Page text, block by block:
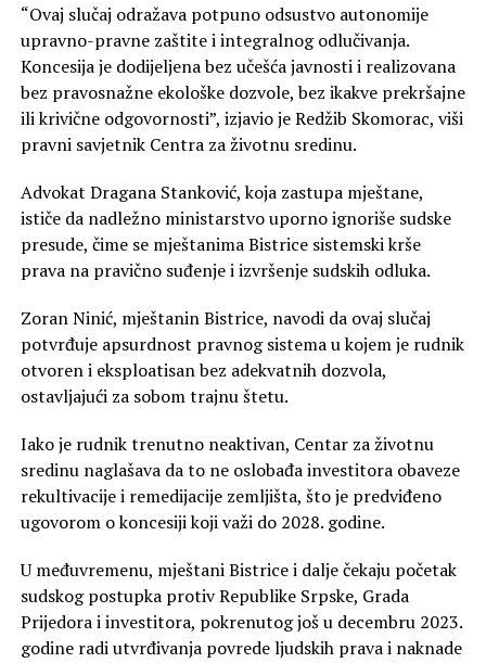
“Ovaj slučaj odražava potpuno odsustvo autonomije
upravno-pravne zaštite i integralnog odlučivanja.
Koncesija je dodijeljena bez učešća javnosti i realizovana
bez pravosnažne ekološke dozvole, bez ikakve prekršajne
ili krivične odgovornosti”, izjavio je Redžib Skomorac, viši
pravni savjetnik Centra za životnu sredinu.
Advokat Dragana Stanković, koja zastupa mještane,
ističe da nadležno ministarstvo uporno ignoriše sudske
presude, čime se mještanima Bistrice sistemski krše
prava na pravično suđenje i izvršenje sudskih odluka.
Zoran Ninić, mještanin Bistrice, navodi da ovaj slučaj
potvrđuje apsurdnost pravnog sistema u kojem je rudnik
otvoren i eksploatisan bez adekvatnih dozvola,
ostavljajući za sobom trajnu štetu.
Iako je rudnik trenutno neaktivan, Centar za životnu
sredinu naglašava da to ne oslobađa investitora obaveze
rekultivacije i remedijacije zemljišta, što je predviđeno
ugovorom o koncesiji koji važi do 2028. godine.
U međuvremenu, mještani Bistrice i dalje čekaju početak
sudskog postupka protiv Republike Srpske, Grada
Prijedora i investitora, pokrenutog još u decembru 2023.
godine radi utvrđivanja povrede ljudskih prava i naknade